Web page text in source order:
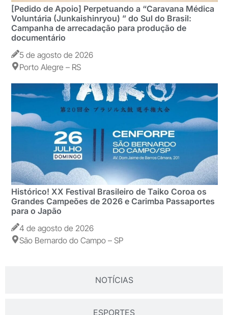
NOTÍCIAS
ESPORTES
[Pedido de Apoio] Perpetuando a “Caravana Médica
Voluntária (Junkaishinryou) ” do Sul do Brasil:
Campanha de arrecadação para produção de
documentário
5 de agosto de 2026
Porto Alegre – RS
Histórico! XX Festival Brasileiro de Taiko Coroa os
Grandes Campeões de 2026 e Carimba Passaportes
para o Japão
4 de agosto de 2026
São Bernardo do Campo – SP